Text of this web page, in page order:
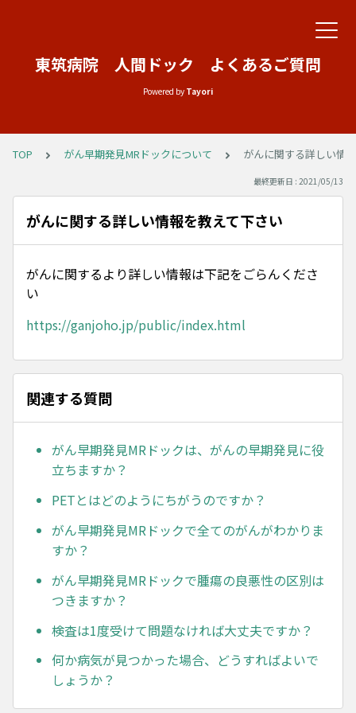
東筑病院 人間ドック よくあるご質問
Powered by Tayori
TOP がん早期発見MRドックについて がんに関する詳しい情
最終更新日 : 2021/05/13
がんに関する詳しい情報を教えて下さい
がんに関するより詳しい情報は下記をごらんくださ
い
https://ganjoho.jp/public/index.html
関連する質問
がん早期発見MRドックは、がんの早期発見に役
立ちますか？
PETとはどのようにちがうのですか？
がん早期発見MRドックで全てのがんがわかりま
すか？
がん早期発見MRドックで腫瘍の良悪性の区別は
つきますか？
検査は1度受けて問題なければ大丈夫ですか？
何か病気が見つかった場合、どうすればよいで
しょうか？